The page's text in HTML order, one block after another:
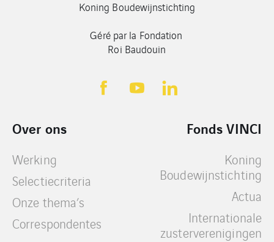
Koning Boudewijnstichting
Géré par la Fondation
Roi Baudouin
Over ons
Werking
Selectiecriteria
Onze thema’s
Correspondentes
Fonds VINCI
Koning
Boudewijnstichting
Actua
Internationale
zusterverenigingen